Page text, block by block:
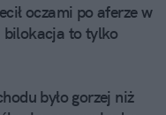
oczami po aferze w
to tylko
było gorzej niż